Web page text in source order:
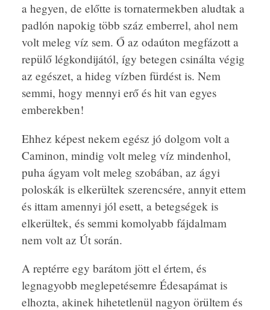
a hegyen, de előtte is tornatermekben aludtak a
padlón napokig több száz emberrel, ahol nem
volt meleg víz sem. Ő az odaúton megfázott a
repülő légkondijától, így betegen csinálta végig
az egészet, a hideg vízben fürdést is. Nem
semmi, hogy mennyi erő és hit van egyes
emberekben!
Ehhez képest nekem egész jó dolgom volt a
Caminon, mindig volt meleg víz mindenhol,
puha ágyam volt meleg szobában, az ágyi
poloskák is elkerültek szerencsére, annyit ettem
és ittam amennyi jól esett, a betegségek is
elkerültek, és semmi komolyabb fájdalmam
nem volt az Út során.
A reptérre egy barátom jött el értem, és
legnagyobb meglepetésemre Édesapámat is
elhozta, akinek hihetetlenül nagyon örültem és